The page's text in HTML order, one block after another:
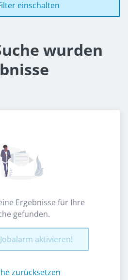
einschalten
wurden
Ergebnisse für Ihre
gefunden.
aktivieren!
zurücksetzen